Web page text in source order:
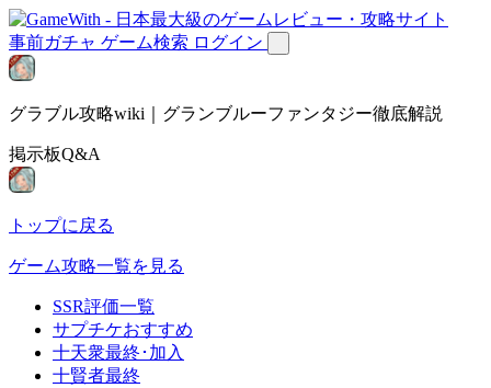
事前ガチャ ゲーム検索 ログイン
グラブル攻略wiki｜グランブルーファンタジー徹底解説
掲示板Q&A
トップに戻る
ゲーム攻略一覧を見る
SSR評価一覧
サプチケおすすめ
十天衆最終･加入
十賢者最終